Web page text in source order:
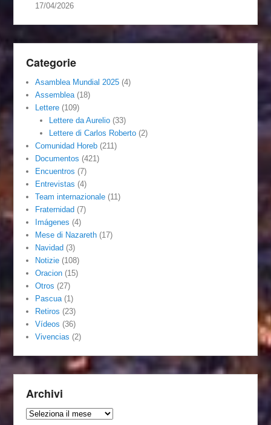
17/04/2026
Categorie
Asamblea Mundial 2025 (4)
Assemblea(18)
Lettere (109)
Lettere da Aurelio(33)
Lettere di Carlos Roberto(2)
Comunidad Horeb (211)
Documentos (421)
Encuentros (7)
Entrevistas (4)
Team internazionale (11)
Fraternidad (7)
Imágenes (4)
Mese di Nazareth (17)
Navidad (3)
Notizie (108)
Oracion (15)
Otros (27)
Pascua(1)
Retiros (23)
Vídeos (36)
Vivencias (2)
Archivi
Archivi